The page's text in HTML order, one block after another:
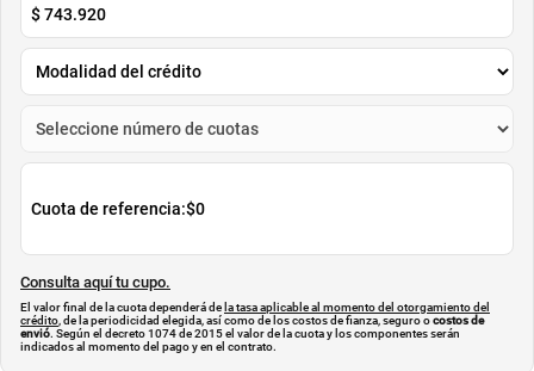
Cuota de Referencia*
AGREGAR
Simula tu cuota